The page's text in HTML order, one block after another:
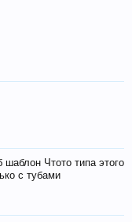
шаблон Чтото типа этого
с тубами